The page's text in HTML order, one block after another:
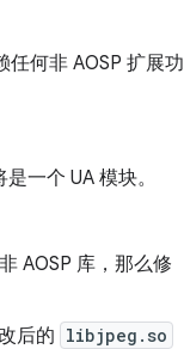
任何非 AOSP 扩展功
一个 UA 模块。
AOSP 库，那么修
后的 libjpeg.so